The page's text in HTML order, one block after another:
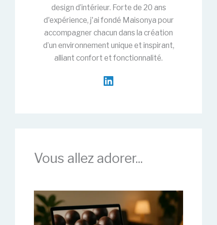
design d’intérieur. Forte de 20 ans
d'expérience, j'ai fondé Maisonya pour
accompagner chacun dans la création
d’un environnement unique et inspirant,
alliant confort et fonctionnalité.
Vous allez adorer...